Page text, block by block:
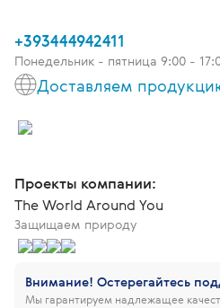
+393444942411
Понедельник - пятница 9:00 -
Доставляем
Проекты компании:
The World Around You
Защищаем природу
Внимание! Остерегайтесь
Мы гарантируем надлежащее